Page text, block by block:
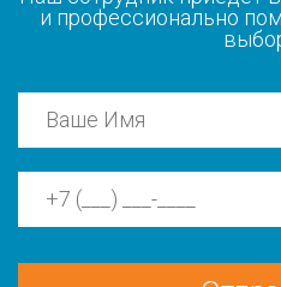
и профессионально